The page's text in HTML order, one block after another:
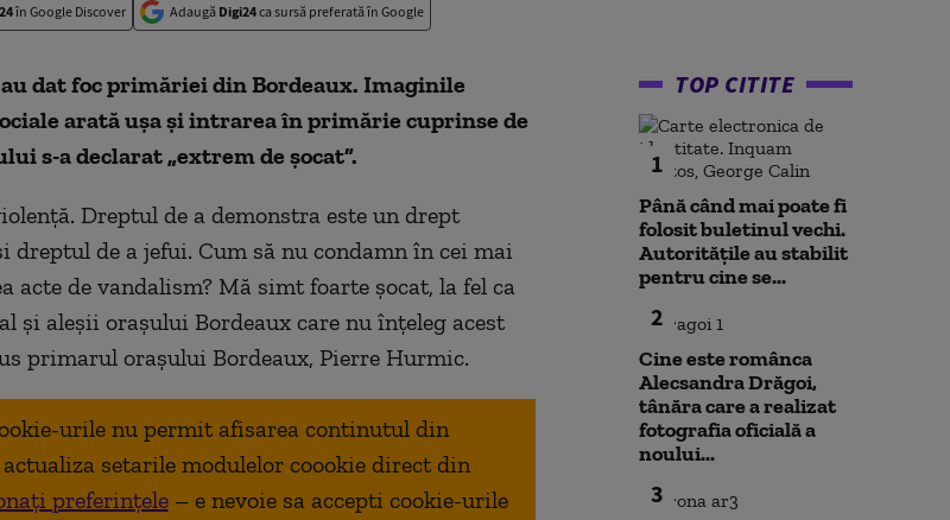
în Google Discover Adaugă Digi24ca sursă preferată în Google
dat foc primăriei din Bordeaux. Imaginile
arată ușa și intrarea în primărie cuprinse de
s-a declarat „extrem de șocat”.
Dreptul de a demonstra este un drept
dreptul de a jefui. Cum să nu condamn în cei mai
acte de vandalism? Mă simt foarte șocat, la fel ca
și aleșii orașului Bordeaux care nu înțeleg acest
primarul orașului Bordeaux, Pierre Hurmic.
urile nu permit afisarea continutul din
actualiza setarile modulelor coookie direct din
preferințele – e nevoie sa accepti cookie-urile
TOP CITITE
1
Până când mai poate fi
folosit buletinul vechi.
Autoritățile au stabilit
pentru cine se...
2
Cine este românca
Alecsandra Drăgoi,
tânăra care a realizat
fotografia oficială a
noului...
3